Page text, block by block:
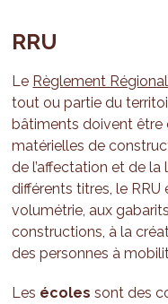
RRU
Le Règlement
tout ou partie du
bâtiments doivent être
matérielles de
de l’affectation et de
différents titres, le
volumétrie, aux
constructions, à la
des personnes à
Les écoles sont des